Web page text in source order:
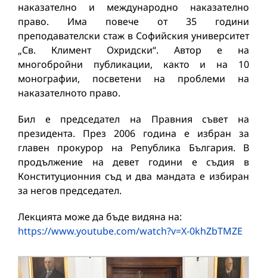
наказателно и международно наказателно
право. Има повече от 35 години
преподавателски стаж в Софийския университет
„Св. Климент Охридски“. Автор е на
многобройни публикации, както и на 10
монографии, посветени на проблеми на
наказателното право.
Бил е председател на Правния съвет на
президента. През 2006 година е избран за
главен прокурор на Република България. В
продължение на девет години е съдия в
Конституционния съд и два мандата е избиран
за негов председател.
Лекцията може да бъде видяна на:
https://www.youtube.com/watch?v=X-0khZbTMZE